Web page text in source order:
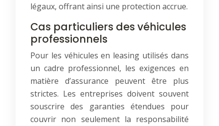
légaux, offrant ainsi une protection accrue.
Cas particuliers des véhicules
professionnels
Pour les véhicules en leasing utilisés dans
un cadre professionnel, les exigences en
matière d’assurance peuvent être plus
strictes. Les entreprises doivent souvent
souscrire des garanties étendues pour
couvrir non seulement la responsabilité